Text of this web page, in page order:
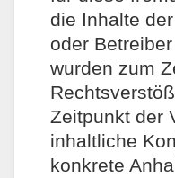
die Inhalte
oder
wurden zum
Zeitpunkt der
inhaltliche
konkrete